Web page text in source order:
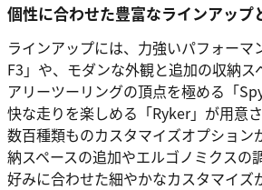
個性に合わせた豊富なラインアップ
ラインアップには、力強いパフォー
F3」や、モダンな外観と追加の収納ス
アリーツーリングの頂点を極める「
快な走りを楽しめる「Ryker」が用意
数百種類ものカスタマイズオプション
納スペースの追加やエルゴノミクスの
好みに合わせた細やかなカスタマイズ